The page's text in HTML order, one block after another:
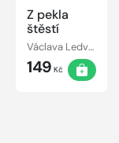
Z pekla
štěstí
Václava Ledvinková
149 Kč